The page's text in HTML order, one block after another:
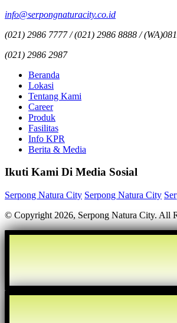
info@serpongnaturacity.co.id
(021) 2986 7777 / (021) 2986 8888 /
(021) 2986 2987
Beranda
Lokasi
Tentang Kami
Career
Produk
Fasilitas
Info KPR
Berita & Media
Ikuti Kami Di Media Sosial
Serpong Natura City Serpong Natura City
© Copyright 2026, Serpong Natura City. All